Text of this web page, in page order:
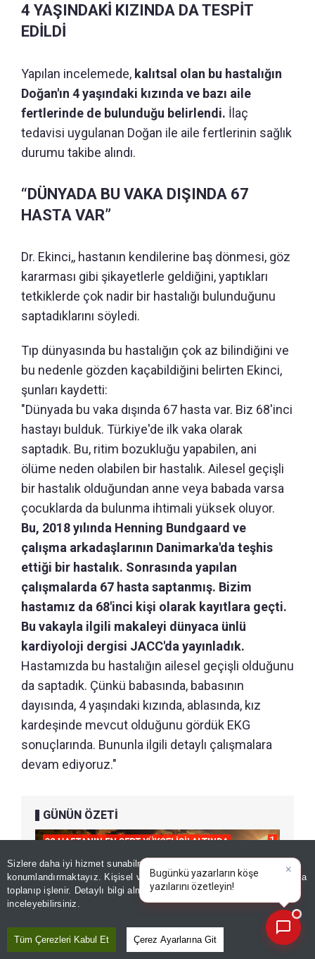
Sizlere daha iyi hizmet sunabilmek adına sitemizde
konumlandırmaktayız. Kişisel verileriniz, KVKK ve GDPR kapsamında
toplanıp işlenir. Detaylı bilgi almak içinAydınlatma Metnimizi
inceleyebilirsiniz.
Tüm Çerezleri Kabul Et Çerez Ayarlarına Git
4 YAŞINDAKİ KIZINDA DA TESPİT
EDİLDİ
Yapılan incelemede, kalıtsal olan bu hastalığın
Doğan'ın 4 yaşındaki kızında ve bazı aile
fertlerinde de bulunduğu belirlendi. İlaç
tedavisi uygulanan Doğan ile aile fertlerinin sağlık
durumu takibe alındı.
“DÜNYADA BU VAKA DIŞINDA 67
HASTA VAR”
Dr. Ekinci,, hastanın kendilerine baş dönmesi, göz
kararması gibi şikayetlerle geldiğini, yaptıkları
tetkiklerde çok nadir bir hastalığı bulunduğunu
saptadıklarını söyledi.
Tıp dünyasında bu hastalığın çok az bilindiğini ve
bu nedenle gözden kaçabildiğini belirten Ekinci,
şunları kaydetti:
"Dünyada bu vaka dışında 67 hasta var. Biz 68'inci
hastayı bulduk. Türkiye'de ilk vaka olarak
saptadık. Bu, ritim bozukluğu yapabilen, ani
ölüme neden olabilen bir hastalık. Ailesel geçişli
bir hastalık olduğundan anne veya babada varsa
çocuklarda da bulunma ihtimali yüksek oluyor.
Bu, 2018 yılında Henning Bundgaard ve
çalışma arkadaşlarının Danimarka'da teşhis
ettiği bir hastalık. Sonrasında yapılan
çalışmalarda 67 hasta saptanmış. Bizim
hastamız da 68'inci kişi olarak kayıtlara geçti.
Bu vakayla ilgili makaleyi dünyaca ünlü
kardiyoloji dergisi JACC'da yayınladık.
Hastamızda bu hastalığın ailesel geçişli olduğunu
da saptadık. Çünkü babasında, babasının
dayısında, 4 yaşındaki kızında, ablasında, kız
kardeşinde mevcut olduğunu gördük EKG
sonuçlarında. Bununla ilgili detaylı çalışmalara
devam ediyoruz."
GÜNÜN ÖZETİ
×
Bugünkü yazarların köşe
yazılarını özetleyin!